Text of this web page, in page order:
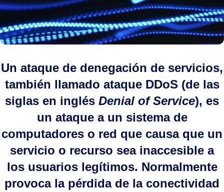
Un ataque de denegación de servicios,
también llamado ataque DDoS (de las
siglas en inglés Denial of Service), es
un ataque a un sistema de
computadores o red que causa que un
servicio o recurso sea inaccesible a
los usuarios legítimos. Normalmente
provoca la pérdida de la conectividad